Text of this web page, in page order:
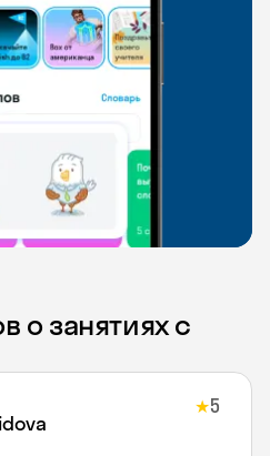
о занятиях с
★5